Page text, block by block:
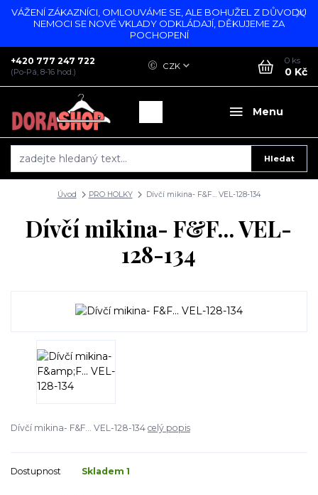
VÁŽENÍ ZÁKAZNÍCI, OMLOUVÁME SE, ALE BOHUŽEL Z DŮVODU
NEMOCI SE NOVÉ VKLADY ODKLÁDAJÍ, DĚKUJEME ZA
POCHOPENÍ
Menu
CZK
Hledat
+420 777 247 722
(Po-Pá, 8-16 hod.)
0 ks
0 Kč
Úvod PRO HOLKY Dívčí mikina- F&F... VEL-128-134
Dívčí mikina- F&F... VEL-
128-134
Dívčí mikina- F&F... VEL-128-134 celý popis
Dostupnost Skladem 1